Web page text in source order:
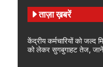
ताज़ा ख़बरें
केंद्रीय कर्मचारियों को
को लेकर सुगबुगाहट तेज,